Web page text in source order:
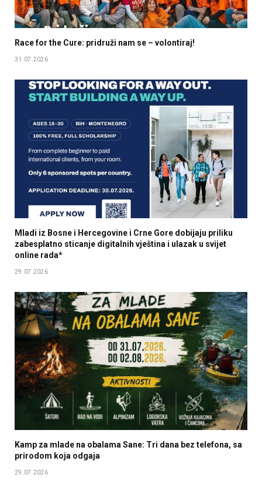
Race for the Cure: pridruži nam se – volontiraj!
31.07.2026
Mladi iz Bosne i Hercegovine i Crne Gore dobijaju priliku
zabesplatno sticanje digitalnih vještina i ulazak u svijet
online rada*
29.07.2026
Kamp za mlade na obalama Sane: Tri dana bez telefona, sa
prirodom koja odgaja
29.07.2026